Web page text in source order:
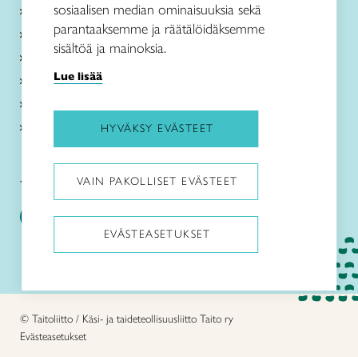
Kurssit
Palvelut
Ajankohtaista
Lapsille
Taito Satakunta:
© Taitoliitto / Käsi- ja taideteollisuusliitto Taito ry
Evästeasetukset
sosiaalisen median ominaisuuksia sekä
parantaaksemme ja räätälöidäksemme
sisältöä ja mainoksia.
Lue lisää
HYVÄKSY EVÄSTEET
VAIN PAKOLLISET EVÄSTEET
EVÄSTEASETUKSET